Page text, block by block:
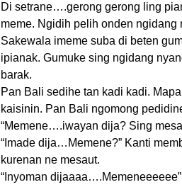
Di setrane….gerong gerong ling
meme. Ngidih pelih onden
Sakewala imeme suba di beten
ipianak. Gumuke sing ngidang
barak.
Pan Bali sedihe tan kadi kadi.
kaisinin. Pan Bali ngomong
“Memene….iwayan dija? Sing
“Imade dija…Memene?” Kanti
kurenan ne mesaut.
“Inyoman dijaaaa….Memeneeeeee”